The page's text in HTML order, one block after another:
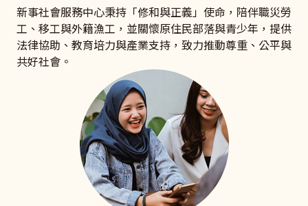
新事社會服務中心秉持「修和與正義」使命，陪伴職災勞
工、移工與外籍漁工，並關懷原住民部落與青少年，提供
法律協助、教育培力與產業支持，致力推動尊重、公平與
共好社會。